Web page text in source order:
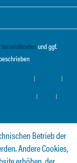
Versandkostenund ggf.
Betrieb der
Andere Cookies,